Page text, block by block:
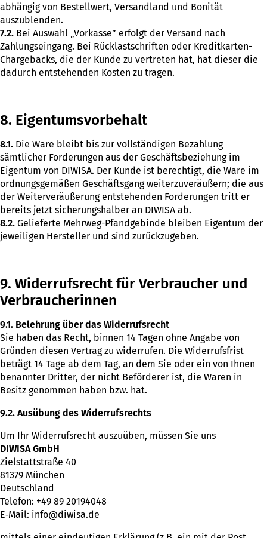
abhängig von Bestellwert, Versandland und Bonität
auszublenden.
7.2. Bei Auswahl „Vorkasse” erfolgt der Versand nach
Zahlungseingang. Bei Rücklastschriften oder Kreditkarten-
Chargebacks, die der Kunde zu vertreten hat, hat dieser die
dadurch entstehenden Kosten zu tragen.
8. Eigentumsvorbehalt
8.1. Die Ware bleibt bis zur vollständigen Bezahlung
sämtlicher Forderungen aus der Geschäftsbeziehung im
Eigentum von DIWISA. Der Kunde ist berechtigt, die Ware im
ordnungsgemäßen Geschäftsgang weiterzuveräußern; die aus
der Weiterveräußerung entstehenden Forderungen tritt er
bereits jetzt sicherungshalber an DIWISA ab.
8.2. Gelieferte Mehrweg-Pfandgebinde bleiben Eigentum der
jeweiligen Hersteller und sind zurückzugeben.
9. Widerrufsrecht für Verbraucher und
Verbraucherinnen
9.1. Belehrung über das Widerrufsrecht
Sie haben das Recht, binnen 14 Tagen ohne Angabe von
Gründen diesen Vertrag zu widerrufen. Die Widerrufsfrist
beträgt 14 Tage ab dem Tag, an dem Sie oder ein von Ihnen
benannter Dritter, der nicht Beförderer ist, die Waren in
Besitz genommen haben bzw. hat.
9.2. Ausübung des Widerrufsrechts
Um Ihr Widerrufsrecht auszuüben, müssen Sie uns
DIWISA GmbH
Zielstattstraße 40
81379 München
Deutschland
Telefon: +49 89 20194048
E‑Mail: info@diwisa.de